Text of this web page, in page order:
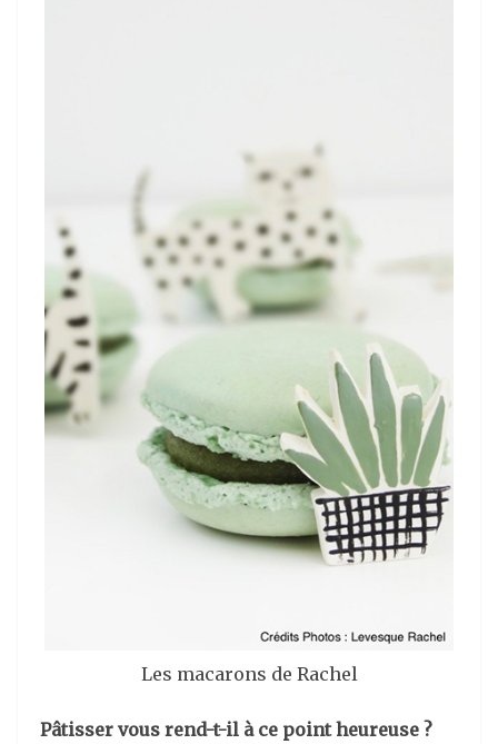
Les macarons de Rachel
Pâtisser vous rend-t-il à ce point heureuse ?